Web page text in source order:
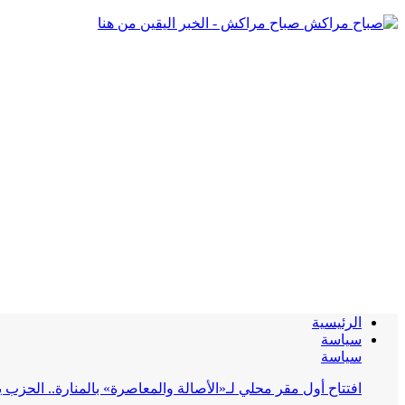
صباح مراكش - الخبر اليقين من هنا
الرئيسية
سياسة
سياسة
افتتاح أول مقر محلي لـ«الأصالة والمعاصرة» بالمنارة..